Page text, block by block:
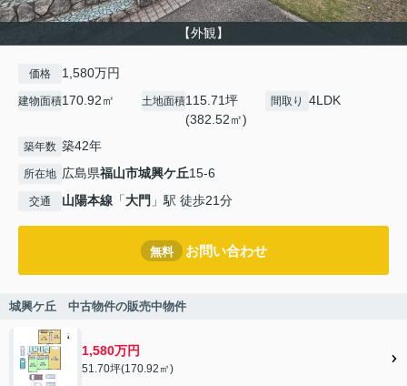
【外観】
価格 1,580万円
建物面積170.92㎡ 土地面積115.71坪
(382.52㎡)
間取り 4LDK
築年数 築42年
所在地 広島県福山市城興ケ丘15-6
交通 山陽本線 「大門 」駅 徒歩21分
無料 お問い合わせ
城興ケ丘 中古物件の販売中物件
1,580万円
51.70坪(170.92㎡)